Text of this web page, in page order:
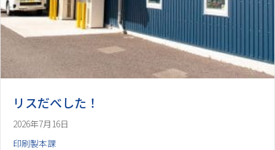
リスだべした！
2026年7月16日
印刷製本課